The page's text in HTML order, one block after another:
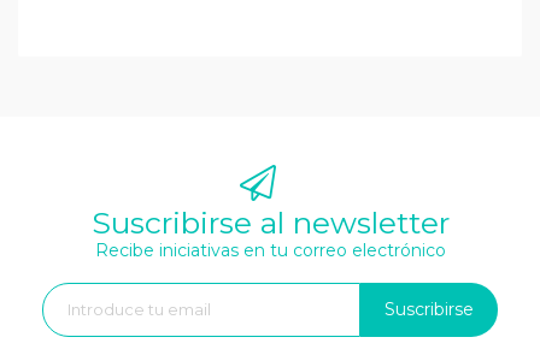
Suscribirse al newsletter
Recibe iniciativas en tu correo electrónico
Suscribirse